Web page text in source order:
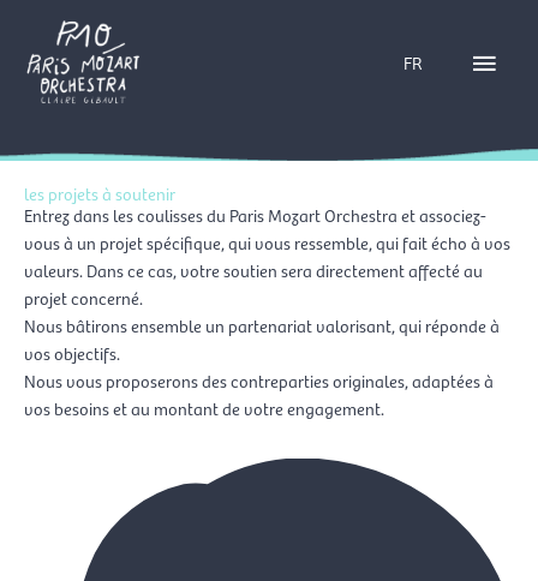
contenu
FR
les projets à soutenir
Entrez dans les coulisses du Paris Mozart Orchestra et associez-
vous à un projet spécifique, qui vous ressemble, qui fait écho à vos
valeurs. Dans ce cas, votre soutien sera directement affecté au
projet concerné.
Nous bâtirons ensemble un partenariat valorisant, qui réponde à
vos objectifs.
Nous vous proposerons des contreparties originales, adaptées à
vos besoins et au montant de votre engagement.